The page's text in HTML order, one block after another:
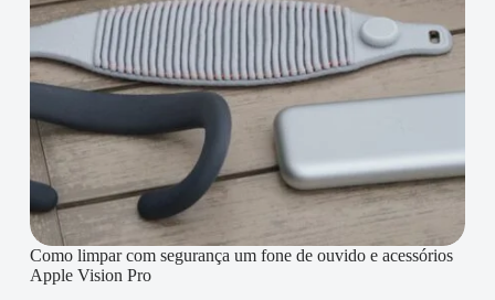
Como limpar com segurança um fone de ouvido e acessórios
Apple Vision Pro